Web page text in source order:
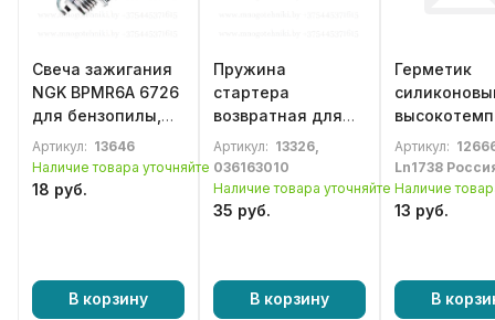
Свеча зажигания
NGK BPMR6A 6726
для бензопилы,
бензотриммера,
мотокосы
Артикул: 13646
Наличие товара уточняйте
18 руб.
В корзину
Пружина
стартера
возвратная для
бензопилы Makita
DCS 34, 4610
(036163010)
Артикул: 13326,
036163010
Наличие товара уточняйте
35 руб.
В корзину
Герметик
черный, 87г.
Артикул:
Ln1738
Наличие
13 руб.
В